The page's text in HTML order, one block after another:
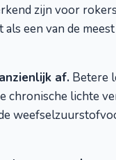
zijn voor
een van de
af. Betere
chronische lichte